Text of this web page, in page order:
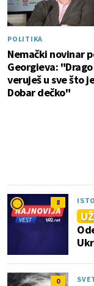
POLITIKA
Nemački novinar
Georgieva:
veruješ u sve što
Dobar dečko"
8
0